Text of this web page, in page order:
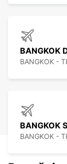
BANGKOK
BANGKOK -
BANGKOK
BANGKOK -